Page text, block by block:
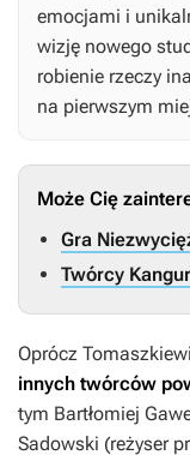
emocjami i
wizję nowego
robienie rzeczy
na pierwszym
Może Cię
Gra
Twórcy
Oprócz
innych twórców
tym Bartłomiej
Sadowski (reżyser